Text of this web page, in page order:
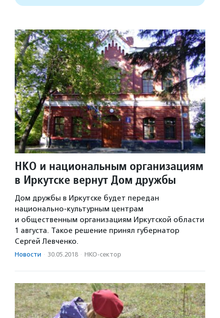
НКО и национальным организациям
в Иркутске вернут Дом дружбы
Дом дружбы в Иркутске будет передан
национально-культурным центрам
и общественным организациям Иркутской области
1 августа. Такое решение принял губернатор
Сергей Левченко.
Новости · 30.05.2018 · НКО-сектор